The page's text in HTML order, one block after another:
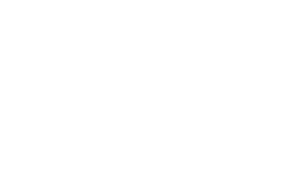
Todavia, com um pouco de informação, é possível controlar a situação e a
para que você fique mais tranquilo (a) com a situação. O médico deve
os rins, como diabetes, pressão alta e anemia.
remédios. Se você tem hipertensão arterial, seu médico poderá recomendar